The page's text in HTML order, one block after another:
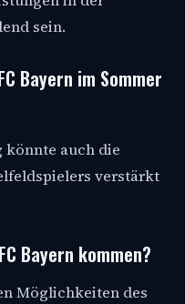
sein.
Bayern im Sommer
könnte auch die
verstärkt
Bayern kommen?
Möglichkeiten des